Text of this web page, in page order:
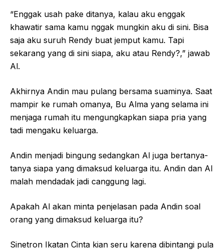
“Enggak usah pake ditanya, kalau aku enggak
khawatir sama kamu nggak mungkin aku di sini. Bisa
saja aku suruh Rendy buat jemput kamu. Tapi
sekarang yang di sini siapa, aku atau Rendy?,” jawab
Al.
Akhirnya Andin mau pulang bersama suaminya. Saat
mampir ke rumah omanya, Bu Alma yang selama ini
menjaga rumah itu mengungkapkan siapa pria yang
tadi mengaku keluarga.
Andin menjadi bingung sedangkan Al juga bertanya-
tanya siapa yang dimaksud keluarga itu. Andin dan Al
malah mendadak jadi canggung lagi.
Apakah Al akan minta penjelasan pada Andin soal
orang yang dimaksud keluarga itu?
Sinetron Ikatan Cinta kian seru karena dibintangi pula